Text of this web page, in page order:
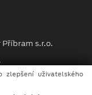
s.r.o.
zlepšení uživatelského